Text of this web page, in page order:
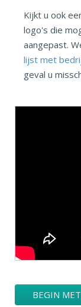
Kijkt u ook
logo's die
aangepast.
lijst met
geval u
BEGIN